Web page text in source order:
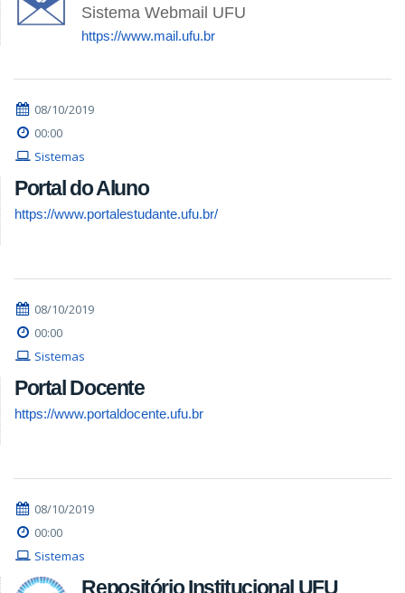
Sistema Webmail UFU
https://www.mail.ufu.br
08/10/2019
00:00
Sistemas
Portal do Aluno
https://www.portalestudante.ufu.br/
08/10/2019
00:00
Sistemas
Portal Docente
https://www.portaldocente.ufu.br
08/10/2019
00:00
Sistemas
Repositório Institucional UFU